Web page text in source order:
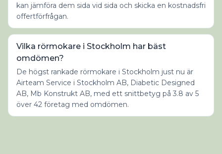
kan jämföra dem sida vid sida och skicka en kostnadsfri
offertförfrågan.
Vilka rörmokare i Stockholm har bäst
omdömen?
De högst rankade rörmokare i Stockholm just nu är
Airteam Service i Stockholm AB, Diabetic Designed
AB, Mb Konstrukt AB, med ett snittbetyg på 3.8 av 5
över 42 företag med omdömen.